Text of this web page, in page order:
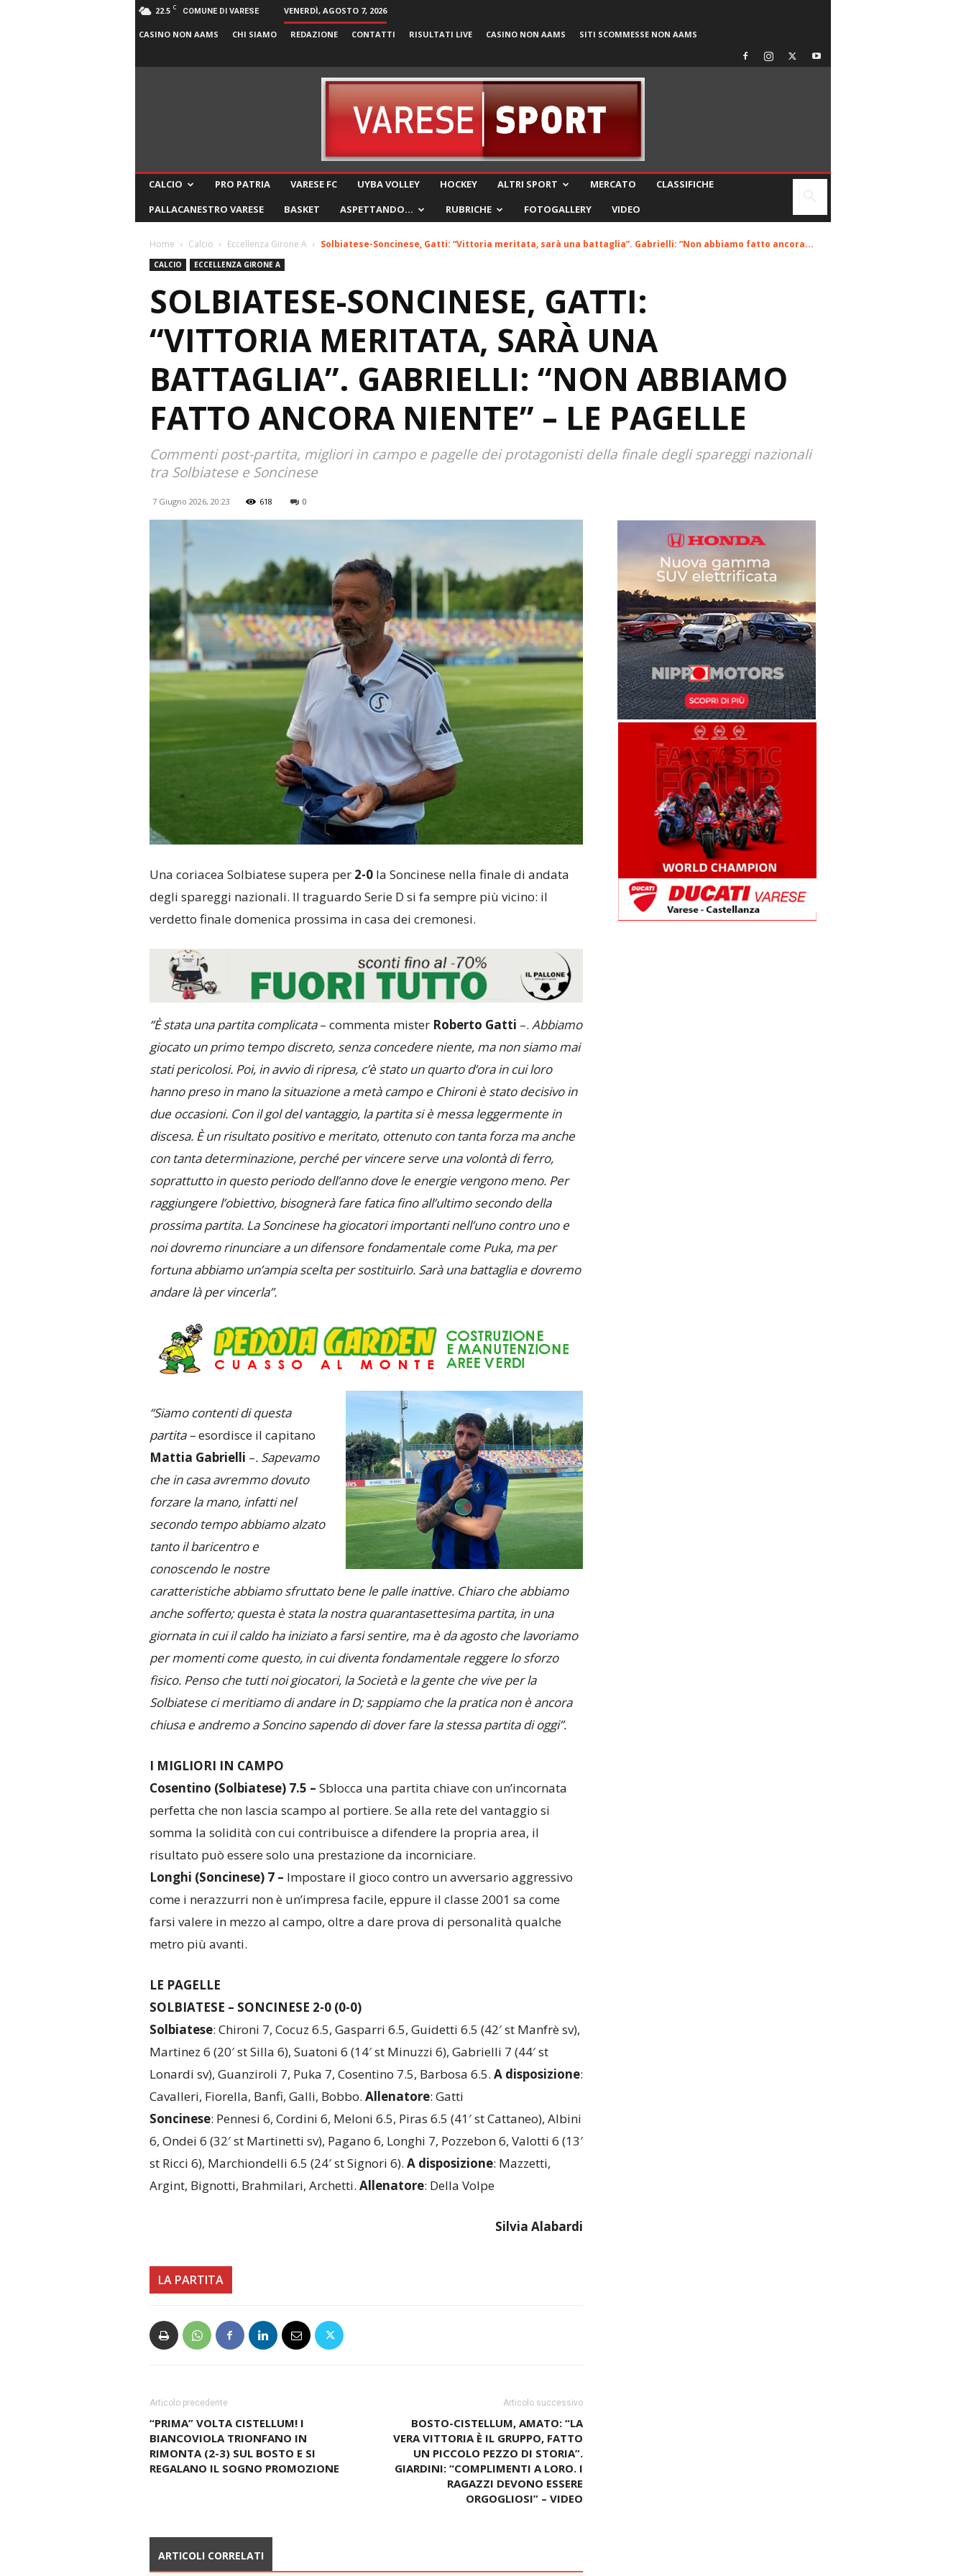
22.5 C COMUNE DI VARESE VENERDÌ, AGOSTO 7, 2026
CASINO NON AAMS CHI SIAMO REDAZIONE CONTATTI RISULTATI LIVE CASINO NON AAMS SITI SCOMMESSE NON AAMS
CALCIO PRO PATRIA VARESE FC UYBA VOLLEY HOCKEY ALTRI SPORT MERCATO
CLASSIFICHE
PALLACANESTRO VARESE
BASKET ASPETTANDO… RUBRICHE FOTOGALLERY VIDEO
Home Calcio Eccellenza Girone A Solbiatese-Soncinese, Gatti: “Vittoria meritata, sarà una battaglia”. Gabrielli: “Non abbiamo fatto ancora...
CALCIO ECCELLENZA GIRONE A
SOLBIATESE-SONCINESE, GATTI:
“VITTORIA MERITATA, SARÀ UNA
BATTAGLIA”. GABRIELLI: “NON ABBIAMO
FATTO ANCORA NIENTE” – LE PAGELLE
Commenti post-partita, migliori in campo e pagelle dei protagonisti della finale degli spareggi nazionali
tra Solbiatese e Soncinese
7 Giugno 2026, 20:23 618 0
Una coriacea Solbiatese supera per 2-0la Soncinese nella finale di andata
degli spareggi nazionali. Il traguardo Serie D si fa sempre più vicino: il
verdetto finale domenica prossima in casa dei cremonesi.
“È stata una partita complicata– commenta mister Roberto Gatti –. Abbiamo
giocato un primo tempo discreto, senza concedere niente, ma non siamo mai
stati pericolosi. Poi, in avvio di ripresa, c’è stato un quarto d’ora in cui loro
hanno preso in mano la situazione a metà campo e Chironi è stato decisivo in
due occasioni. Con il gol del vantaggio, la partita si è messa leggermente in
discesa. È un risultato positivo e meritato, ottenuto con tanta forza ma anche
con tanta determinazione, perché per vincere serve una volontà di ferro,
soprattutto in questo periodo dell’anno dove le energie vengono meno. Per
raggiungere l’obiettivo, bisognerà fare fatica fino all’ultimo secondo della
prossima partita. La Soncinese ha giocatori importanti nell’uno contro uno e
noi dovremo rinunciare a un difensore fondamentale come Puka, ma per
fortuna abbiamo un’ampia scelta per sostituirlo. Sarà una battaglia e dovremo
andare là per vincerla”.
“Siamo contenti di questa
partita –esordisce il capitano
Mattia Gabrielli –. Sapevamo
che in casa avremmo dovuto
forzare la mano, infatti nel
secondo tempo abbiamo alzato
tanto il baricentro e
conoscendo le nostre
caratteristiche abbiamo sfruttato bene le palle inattive. Chiaro che abbiamo
anche sofferto; questa è stata la nostra quarantasettesima partita, in una
giornata in cui il caldo ha iniziato a farsi sentire, ma è da agosto che lavoriamo
per momenti come questo, in cui diventa fondamentale reggere lo sforzo
fisico. Penso che tutti noi giocatori, la Società e la gente che vive per la
Solbiatese ci meritiamo di andare in D; sappiamo che la pratica non è ancora
chiusa e andremo a Soncino sapendo di dover fare la stessa partita di oggi”.
I MIGLIORI IN CAMPO
Cosentino (Solbiatese) 7.5 – Sblocca una partita chiave con un’incornata
perfetta che non lascia scampo al portiere. Se alla rete del vantaggio si
somma la solidità con cui contribuisce a difendere la propria area, il
risultato può essere solo una prestazione da incorniciare.
Longhi (Soncinese)7 – Impostare il gioco contro un avversario aggressivo
come i nerazzurri non è un’impresa facile, eppure il classe 2001 sa come
farsi valere in mezzo al campo, oltre a dare prova di personalità qualche
metro più avanti.
LE PAGELLE
SOLBIATESE – SONCINESE 2-0 (0-0)
Solbiatese: Chironi 7, Cocuz 6.5, Gasparri 6.5, Guidetti 6.5 (42′ st Manfrè sv),
Martinez 6 (20′ st Silla 6), Suatoni 6 (14′ st Minuzzi 6), Gabrielli 7 (44′ st
Lonardi sv), Guanziroli 7, Puka 7, Cosentino 7.5, Barbosa 6.5. A disposizione:
Cavalleri, Fiorella, Banfi, Galli, Bobbo. Allenatore: Gatti
Soncinese: Pennesi 6, Cordini 6, Meloni 6.5, Piras 6.5 (41′ st Cattaneo), Albini
6, Ondei 6 (32′ st Martinetti sv), Pagano 6, Longhi 7, Pozzebon 6, Valotti 6 (13′
st Ricci 6), Marchiondelli 6.5 (24′ st Signori 6). A disposizione: Mazzetti,
Argint, Bignotti, Brahmilari, Archetti. Allenatore: Della Volpe
Silvia Alabardi
LA PARTITA
Articolo precedente
“PRIMA” VOLTA CISTELLUM! I
BIANCOVIOLA TRIONFANO IN
RIMONTA (2-3) SUL BOSTO E SI
REGALANO IL SOGNO PROMOZIONE
Articolo successivo
BOSTO-CISTELLUM, AMATO: “LA
VERA VITTORIA È IL GRUPPO, FATTO
UN PICCOLO PEZZO DI STORIA”.
GIARDINI: “COMPLIMENTI A LORO. I
RAGAZZI DEVONO ESSERE
ORGOGLIOSI” – VIDEO
ARTICOLI CORRELATI